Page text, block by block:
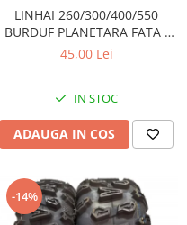
LINHAI 260/300/400/550
BURDUF PLANETARA FATA /
SPATE 24403
45,00 Lei
IN STOC
ADAUGA IN COS
-14%